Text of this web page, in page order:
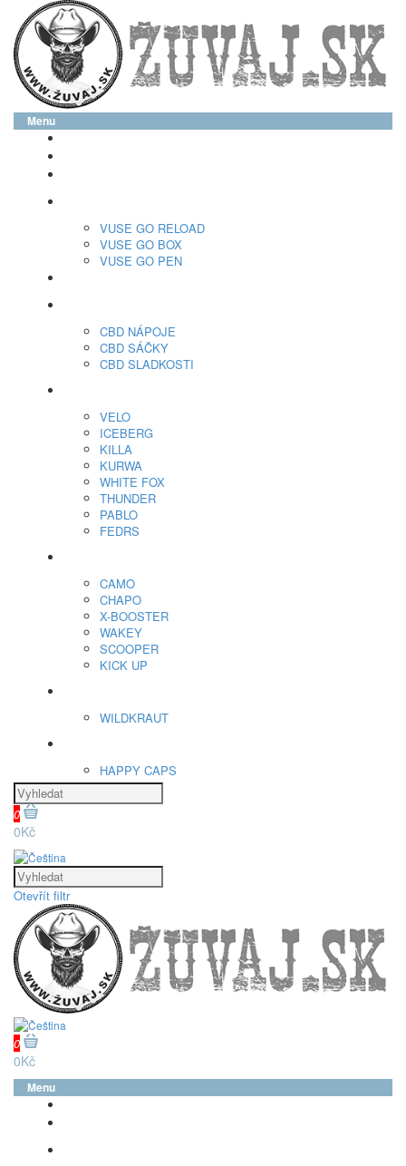
Menu
VUSE GO RELOAD
VUSE GO BOX
VUSE GO PEN
CBD NÁPOJE
CBD SÁČKY
CBD SLADKOSTI
VELO
ICEBERG
KILLA
KURWA
WHITE FOX
THUNDER
PABLO
FEDRS
CAMO
CHAPO
X-BOOSTER
WAKEY
SCOOPER
KICK UP
WILDKRAUT
HAPPY CAPS
0
0Kč
Otevřít filtr
0
0Kč
Menu